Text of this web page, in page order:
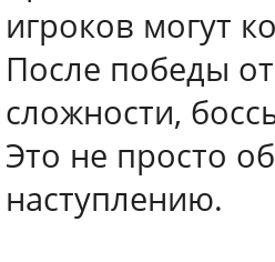
игроков могут
После победы
сложности,
Это не просто
наступлению.